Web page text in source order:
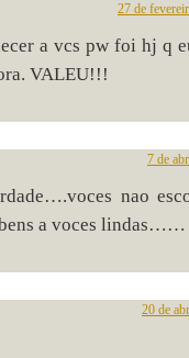
27 de
a vcs pw foi hj q
VALEU!!!
7 de
nao
a voces lindas……
20 de